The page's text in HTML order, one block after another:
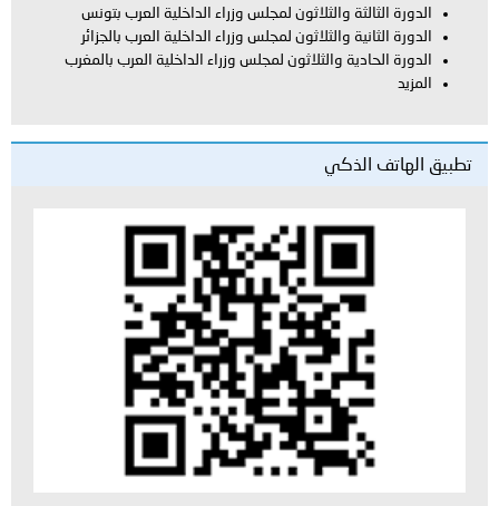
الدورة الثالثة والثلاثون لمجلس وزراء الداخلية العرب بتونس
الدورة الثانية والثلاثون لمجلس وزراء الداخلية العرب بالجزائر
الدورة الحادية والثلاثون لمجلس وزراء الداخلية العرب بالمغرب
المزيد
تطبيق الهاتف الذكي